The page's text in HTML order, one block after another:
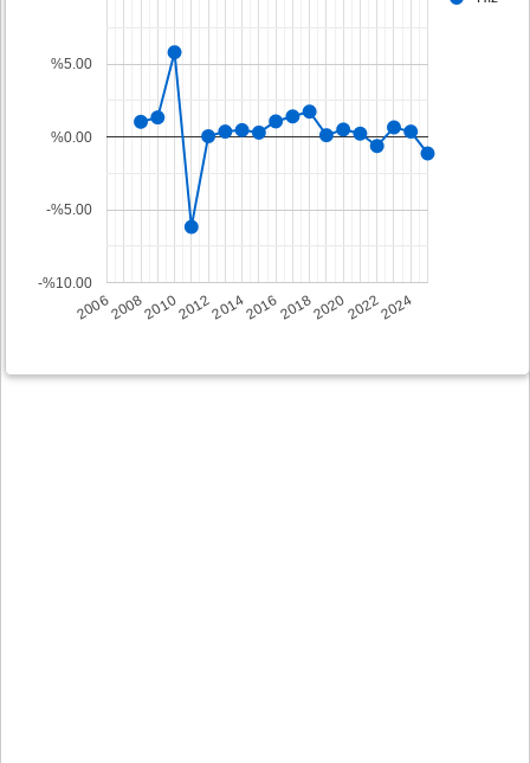
2006200820102012201420162018202020222024
-%10.00
-%5.00
%0.00
%5.00